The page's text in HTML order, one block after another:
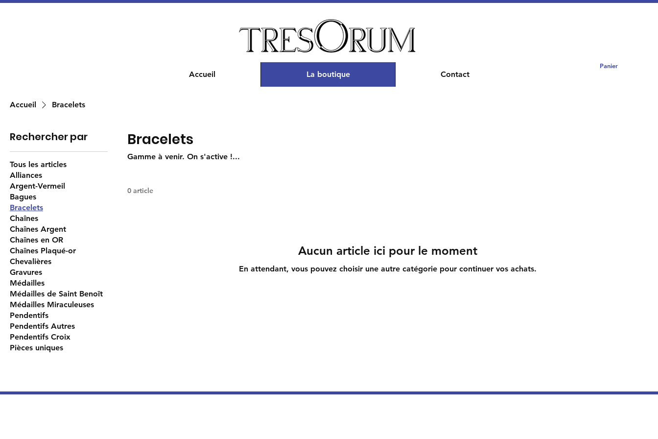
Accueil La boutique Contact
Panier
Accueil Bracelets
Rechercher par
Tous les articles
Alliances
Argent-Vermeil
Bagues
Bracelets
Chaînes
Chaînes Argent
Chaînes en OR
Chaînes Plaqué-or
Chevalières
Gravures
Médailles
Médailles de Saint Benoît
Médailles Miraculeuses
Pendentifs
Pendentifs Autres
Pendentifs Croix
Pièces uniques
Bracelets
Gamme à venir. On s'active !...
0 article
Aucun article ici pour le moment
En attendant, vous pouvez choisir une autre catégorie pour continuer vos achats.